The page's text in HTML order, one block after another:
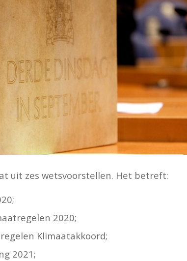
uit zes wetsvoorstellen. Het betreft:
2020;
Klimaatakkoord;
2021;